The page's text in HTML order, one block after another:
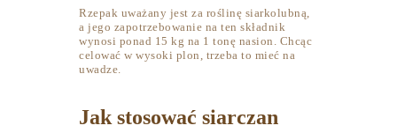
Rzepak uważany jest za roślinę siarkolubną,
a jego zapotrzebowanie na ten składnik
wynosi ponad 15 kg na 1 tonę nasion. Chcąc
celować w wysoki plon, trzeba to mieć na
uwadze.
Jak stosować siarczan